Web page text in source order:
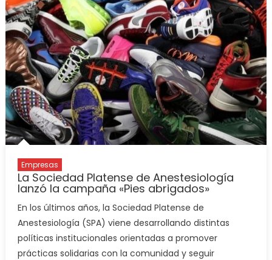
Empresas
La Sociedad Platense de Anestesiología
lanzó la campaña «Pies abrigados»
En los últimos años, la Sociedad Platense de
Anestesiología (SPA) viene desarrollando distintas
políticas institucionales orientadas a promover
prácticas solidarias con la comunidad y seguir